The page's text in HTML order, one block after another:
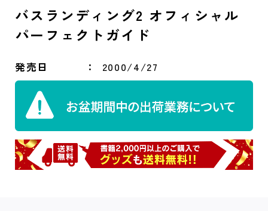
バスランディング2 オフィシャル
パーフェクトガイド
発売日 2000/4/27